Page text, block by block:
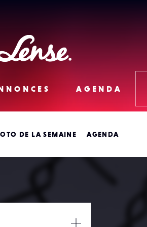
Lense
AGENDA
DE LA SEMAINE AGENDA